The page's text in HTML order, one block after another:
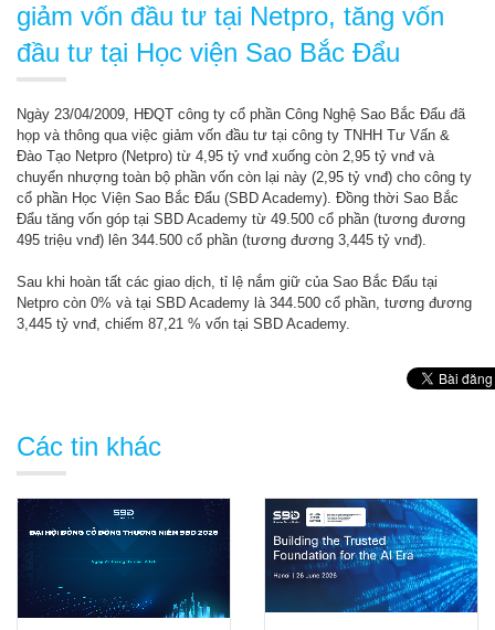
giảm vốn đầu tư tại Netpro, tăng vốn
đầu tư tại Học viện Sao Bắc Đẩu
Ngày 23/04/2009, HĐQT công ty cổ phần Công Nghệ Sao Bắc Đẩu đã
họp và thông qua việc giảm vốn đầu tư tại công ty TNHH Tư Vấn &
Đào Tạo Netpro (Netpro) từ 4,95 tỷ vnđ xuống còn 2,95 tỷ vnđ và
chuyển nhượng toàn bộ phần vốn còn lại này (2,95 tỷ vnđ) cho công ty
cổ phần Học Viện Sao Bắc Đẩu (SBD Academy). Đồng thời Sao Bắc
Đẩu tăng vốn góp tại SBD Academy từ 49.500 cổ phần (tương đương
495 triệu vnđ) lên 344.500 cổ phần (tương đương 3,445 tỷ vnđ).
Sau khi hoàn tất các giao dịch, tỉ lệ nắm giữ của Sao Bắc Đẩu tại
Netpro còn 0% và tại SBD Academy là 344.500 cổ phần, tương đương
3,445 tỷ vnđ, chiếm 87,21 % vốn tại SBD Academy.
Các tin khác